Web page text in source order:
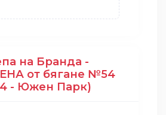
на Бранда -
от бягане №54
- Южен Парк)